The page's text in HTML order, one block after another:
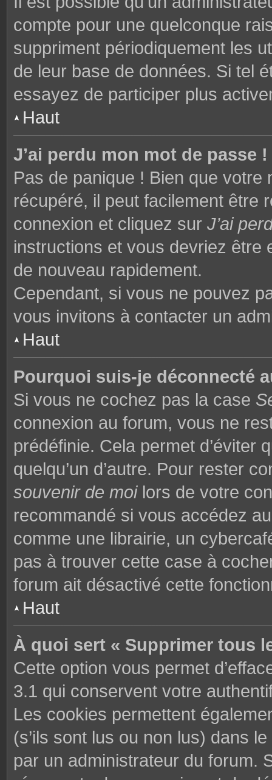
compte pour une quelconque
suppriment périodiquement les
de leur base de données. Si tel
essayez de participer plus
Haut
J’ai perdu mon mot de passe !
Pas de panique ! Bien que
récupéré, il peut facilement être
connexion et cliquez sur J’ai
instructions et vous devriez être
de nouveau rapidement.
Cependant, si vous ne pouvez
vous invitons à contacter un
Haut
Pourquoi suis-je déconnecté
Si vous ne cochez pas la case
connexion au forum, vous ne
prédéfinie. Cela permet d’éviter
quelqu’un d’autre. Pour rester
souvenir de moilors de votre
recommandé si vous accédez
comme une librairie, un
pas à trouver cette case à
forum ait désactivé cette
Haut
À quoi sert « Supprimer tous
Cette option vous permet
3.1 qui conservent votre
Les cookies permettent
(s’ils sont lus ou non lus) dans
par un administrateur du forum.